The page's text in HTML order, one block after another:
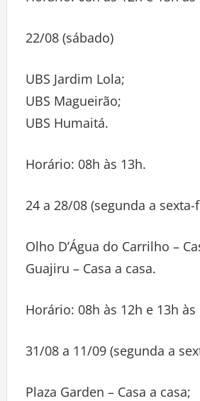
22/08 (sábado)
UBS Jardim Lola;
UBS Magueirão;
UBS Humaitá.
Horário: 08h às 13h.
24 a 28/08 (segunda a sexta-
Olho D’Água do Carrilho –
Guajiru – Casa a casa.
Horário: 08h às 12h e 13h às
31/08 a 11/09 (segunda a
Plaza Garden – Casa a casa;